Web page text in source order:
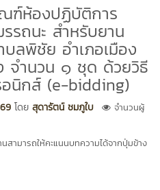
ฑ์ห้องปฏิบัติการ
รถนะ สำหรับยาน
ลพิชัย อำเภอเมือง
จำนวน ๑ ชุด ด้วยวิธี
อนิกส์ (e-bidding)
โดย สุดารัตน์ ชมภูใบ
จำนวนผู้
นสามารถให้คะแนนบทความได้จากปุ่มข้าง